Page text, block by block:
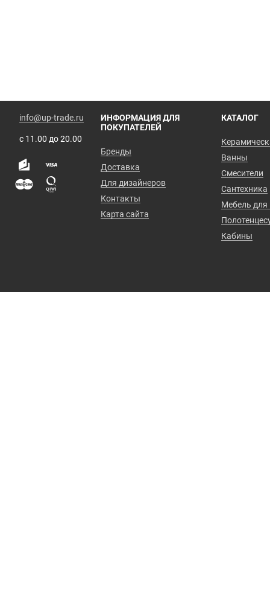
info@up-trade.ru
с 11.00 до 20.00
ИНФОРМАЦИЯ ДЛЯ
ПОКУПАТЕЛЕЙ
Бренды
Доставка
Для дизайнеров
Контакты
Карта сайта
КАТАЛОГ
Ванны
Смесители
Сантехника
Мебель для
Кабины